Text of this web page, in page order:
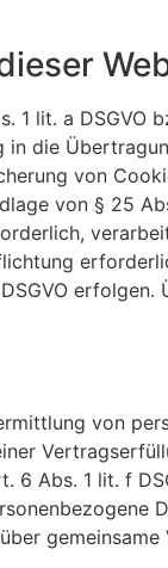
1 lit. a DSGVO
in die
von
von § 25
erfolgen.
von
6 Abs. 1 lit. f
gemeinsame